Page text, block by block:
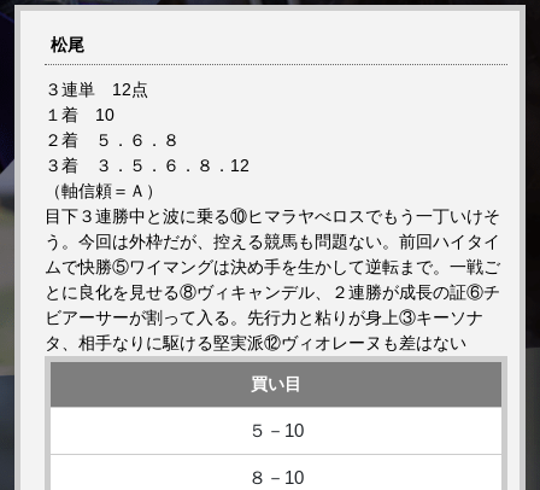
松尾
３連単 12点
１着 10
２着 ５．６．８
３着 ３．５．６．８．12
（軸信頼＝Ａ）
目下３連勝中と波に乗る⑩ヒマラヤべロスでもう一丁いけそ
う。今回は外枠だが、控える競馬も問題ない。前回ハイタイ
ムで快勝⑤ワイマングは決め手を生かして逆転まで。一戦ご
とに良化を見せる⑧ヴィキャンデル、２連勝が成長の証⑥チ
ビアーサーが割って入る。先行力と粘りが身上③キーソナ
タ、相手なりに駆ける堅実派⑫ヴィオレーヌも差はない
買い目
５－10
８－10